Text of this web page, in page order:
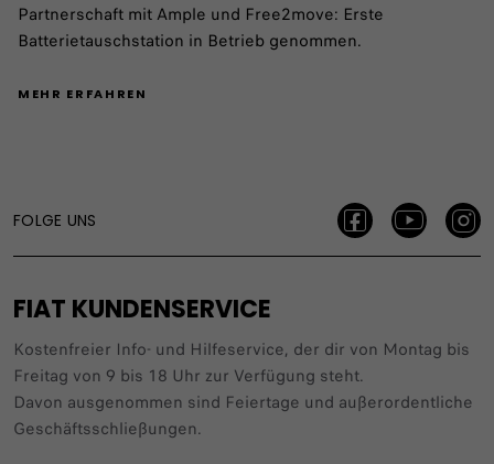
Partnerschaft mit Ample und Free2move: Erste
Batterietauschstation in Betrieb genommen.
MEHR ERFAHREN
FOLGE UNS
FIAT KUNDENSERVICE
Kostenfreier Info- und Hilfeservice, der dir von Montag bis
Freitag von 9 bis 18 Uhr zur Verfügung steht.
Davon ausgenommen sind Feiertage und außerordentliche
Geschäftsschließungen.